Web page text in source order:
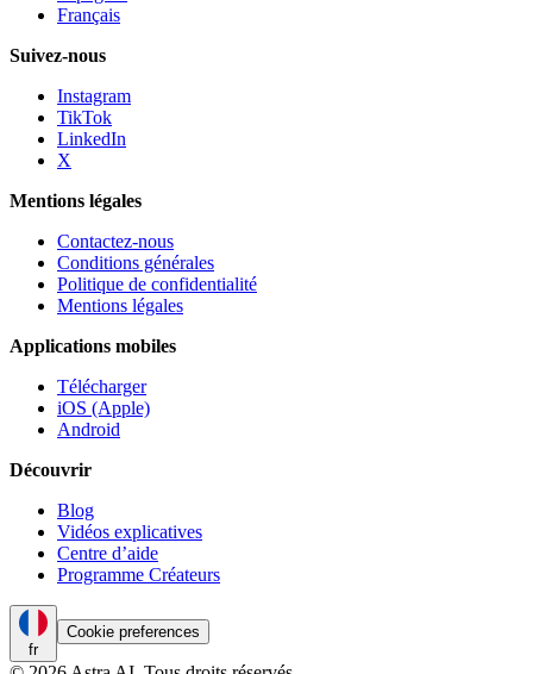
Français
Suivez-nous
Instagram
TikTok
LinkedIn
X
Mentions légales
Contactez-nous
Conditions générales
Politique de confidentialité
Mentions légales
Applications mobiles
Télécharger
iOS (Apple)
Android
Découvrir
Blog
Vidéos explicatives
Centre d’aide
Programme Créateurs
fr
Cookie preferences